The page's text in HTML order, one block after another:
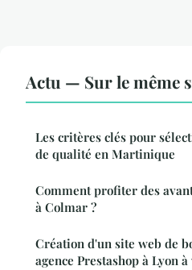
Actu — Sur le même
Les critères clés pour
de qualité en Martinique
Comment profiter des
à Colmar ?
Création d'un site web de
agence Prestashop à Lyon